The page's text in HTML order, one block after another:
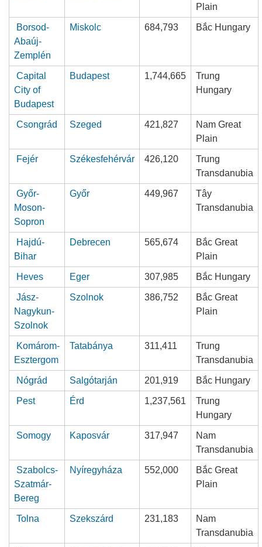
Plain
Borsod-
Abaúj-
Zemplén
Miskolc 684,793 Bắc Hungary
Capital
City of
Budapest
Budapest 1,744,665
Trung
Hungary
Csongrád Szeged 421,827
Nam Great
Plain
Fejér Székesfehérvár 426,120
Trung
Transdanubia
Győr-
Moson-
Sopron
Győr 449,967
Tây
Transdanubia
Hajdú-
Bihar
Debrecen 565,674
Bắc Great
Plain
Heves Eger 307,985 Bắc Hungary
Jász-
Nagykun-
Szolnok
Szolnok 386,752
Bắc Great
Plain
Komárom-
Esztergom
Tatabánya 311,411
Trung
Transdanubia
Nógrád Salgótarján 201,919 Bắc Hungary
Pest Érd 1,237,561
Trung
Hungary
Somogy Kaposvár 317,947
Nam
Transdanubia
Szabolcs-
Szatmár-
Bereg
Nyíregyháza 552,000
Bắc Great
Plain
Tolna Szekszárd 231,183
Nam
Transdanubia